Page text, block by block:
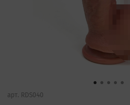
арт. RDS040